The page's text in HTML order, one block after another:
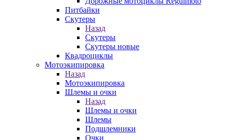
Питбайки
Скутеры
Назад
Скутеры
Скутеры новые
Квадроциклы
Мотоэкипировка
Назад
Мотоэкипировка
Шлемы и очки
Назад
Шлемы и очки
Шлемы
Подшлемники
Очки